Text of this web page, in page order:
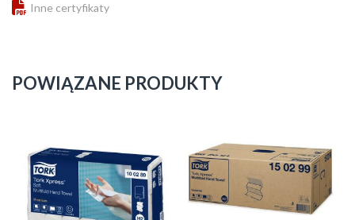
Inne certyfikaty
POWIĄZANE PRODUKTY